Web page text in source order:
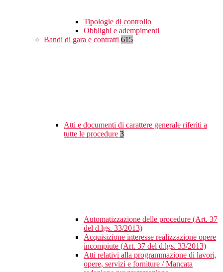
Tipologie di controllo
Obblighi e adempimenti
Bandi di gara e contratti 615
Atti e documenti di carattere generale riferiti a
tutte le procedure 3
Automatizzazione delle procedure (Art. 37
del d.lgs. 33/2013)
Acquisizione interesse realizzazione opere
incompiute (Art. 37 del d.lgs. 33/2013)
Atti relativi alla programmazione di lavori,
opere, servizi e forniture / Mancata